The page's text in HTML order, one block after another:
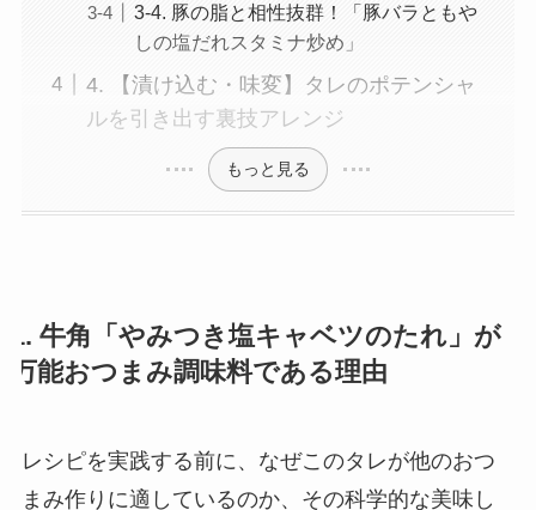
3-4. 豚の脂と相性抜群！「豚バラともや
しの塩だれスタミナ炒め」
4. 【漬け込む・味変】タレのポテンシャ
ルを引き出す裏技アレンジ
もっと見る
1. 牛角「やみつき塩キャベツのたれ」が
万能おつまみ調味料である理由
レシピを実践する前に、なぜこのタレが他のおつ
まみ作りに適しているのか、その科学的な美味し